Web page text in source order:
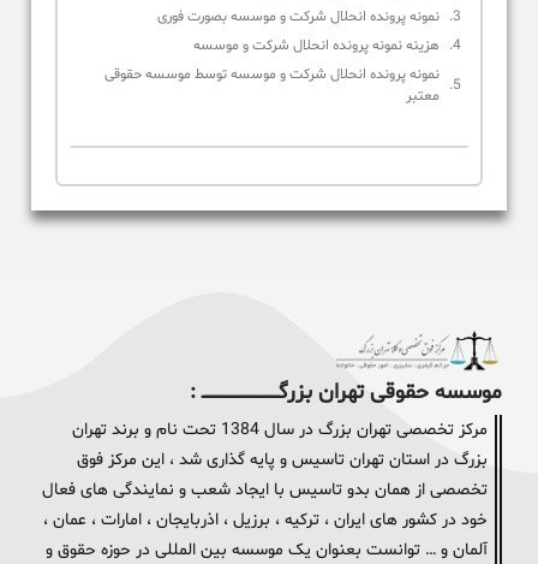
نمونه پرونده انحلال شرکت و موسسه بصورت فوری
هزینه نمونه پرونده انحلال شرکت و موسسه
نمونه پرونده انحلال شرکت و موسسه توسط موسسه حقوقی
معتبر
موسسه حقوقی تهران بزرگــــــــــــــــــــــــــــــــ :
مرکز تخصصی تهران بزرگ در سال 1384 تحت نام و برند تهران
بزرگ در استان تهران تاسیس و پایه گذاری شد ، این مرکز فوق
تخصصی از همان بدو تاسیس با ایجاد شعب و نمایندگی های فعال
خود در کشور های ایران ، ترکیه ، برزیل ، اذربایجان ، امارات ، عمان ،
آلمان و … توانست بعنوان یک موسسه بین المللی در حوزه حقوق و